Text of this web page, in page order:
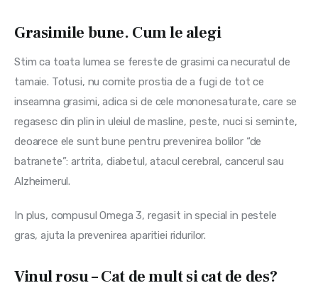
Grasimile bune. Cum le alegi
Stim ca toata lumea se fereste de grasimi ca necuratul de
tamaie. Totusi, nu comite prostia de a fugi de tot ce
inseamna grasimi, adica si de cele mononesaturate, care se
regasesc din plin in uleiul de masline, peste, nuci si seminte,
deoarece ele sunt bune pentru prevenirea bolilor “de
batranete”: artrita, diabetul, atacul cerebral, cancerul sau
Alzheimerul.
In plus, compusul Omega 3, regasit in special in pestele
gras, ajuta la prevenirea aparitiei ridurilor.
Vinul rosu – Cat de mult si cat de des?